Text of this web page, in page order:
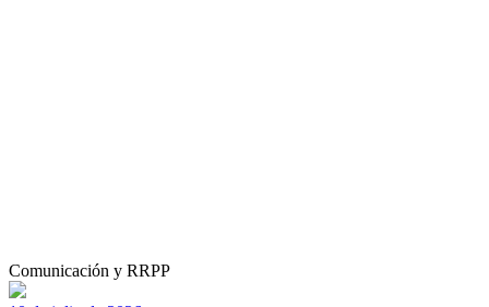
Comunicación y RRPP